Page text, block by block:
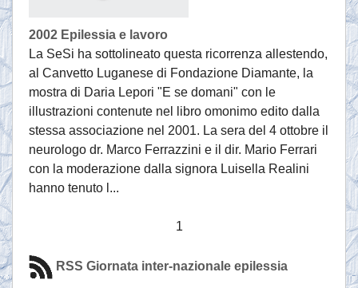
2002 Epilessia e lavoro
La SeSi ha sottolineato questa ricorrenza allestendo,
al Canvetto Luganese di Fondazione Diamante, la
mostra di Daria Lepori "E se domani" con le
illustrazioni contenute nel libro omonimo edito dalla
stessa associazione nel 2001. La sera del 4 ottobre il
neurologo dr. Marco Ferrazzini e il dir. Mario Ferrari
con la moderazione dalla signora Luisella Realini
hanno tenuto l...
1
RSS Giornata inter-nazionale epilessia